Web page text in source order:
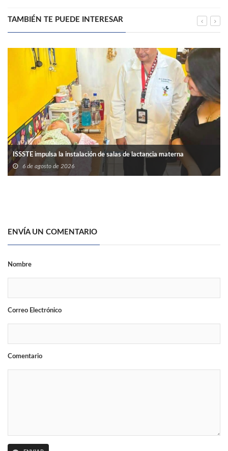
TAMBIÉN TE PUEDE INTERESAR
ISSSTE impulsa la instalación de salas de lactancia materna
6 de agosto de 2026
ENVÍA UN COMENTARIO
Nombre
Correo Electrónico
Comentario